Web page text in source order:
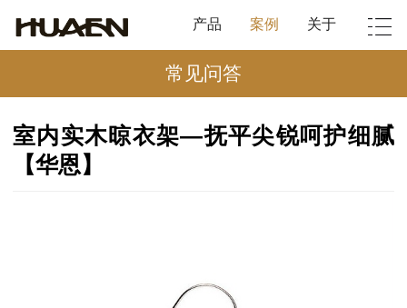
产品 案例 关于
常见问答
室内实木晾衣架—抚平尖锐呵护细腻
【华恩】